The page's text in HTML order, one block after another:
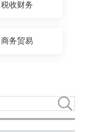
税收财务
商务贸易
民族宗教